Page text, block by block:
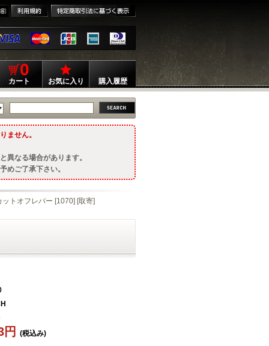
0
カート お気に入り 購入履歴
ません。
異なる場合があります。
めご了承下さい。
ットオフレバー [1070] [取寄]
円
(税込み)